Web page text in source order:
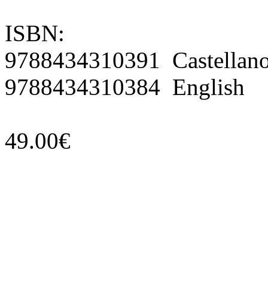
ISBN:
9788434310391
9788434310384 English
49.00€